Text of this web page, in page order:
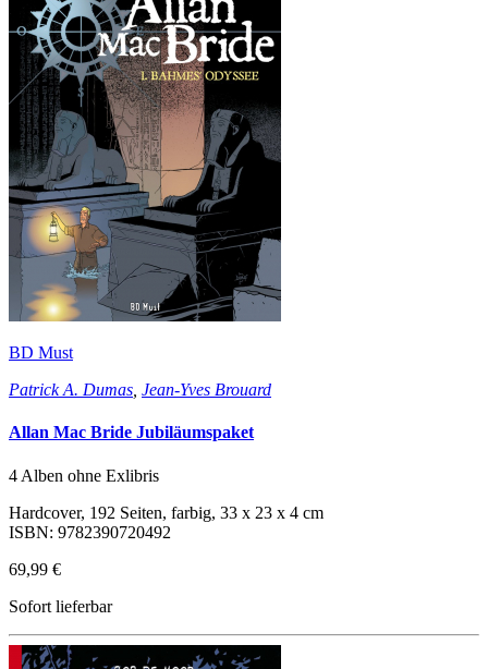
BD Must
Patrick A. Dumas Jean-Yves Brouard
Allan Mac Bride Jubiläumspaket
4 Alben ohne Exlibris
Hardcover, 192 Seiten, farbig, 33 x 23 x 4 cm
ISBN: 9782390720492
69,99 €
Sofort lieferbar